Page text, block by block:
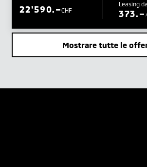
CHF
22'590.– Leasing da
373.–
Mostrare tutte le